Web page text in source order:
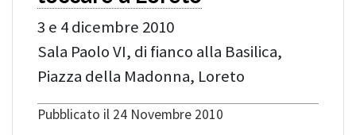
3 e 4 dicembre 2010
Sala Paolo VI, di fianco alla Basilica,
Piazza della Madonna, Loreto
Pubblicato il 24 Novembre 2010